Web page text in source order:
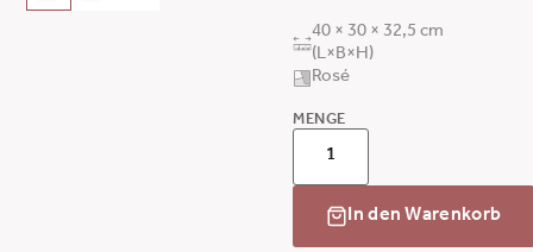
40 × 30 × 32,5 cm
(L×B×H)
Rosé
MENGE
In den Warenkorb